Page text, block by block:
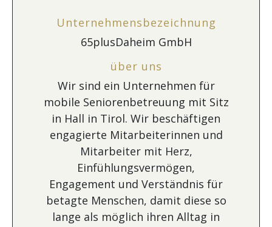
Unternehmensbezeichnung
65plusDaheim GmbH
über uns
Wir sind ein Unternehmen für
mobile Seniorenbetreuung mit Sitz
in Hall in Tirol. Wir beschäftigen
engagierte Mitarbeiterinnen und
Mitarbeiter mit Herz,
Einfühlungsvermögen,
Engagement und Verständnis für
betagte Menschen, damit diese so
lange als möglich ihren Alltag in